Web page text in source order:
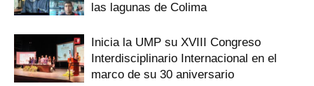
las lagunas de Colima
Inicia la UMP su XVIII Congreso
Interdisciplinario Internacional en el
marco de su 30 aniversario